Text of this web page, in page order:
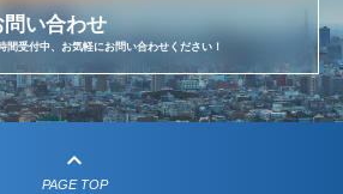
問い合わせ
間受付中、お気軽にお問い合わせください！
keyboard_arrow_up
PAGE TOP